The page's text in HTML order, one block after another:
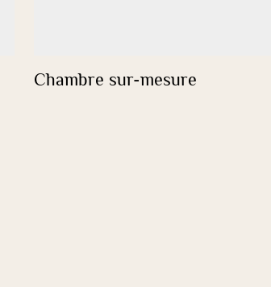
Chambre sur-mesure